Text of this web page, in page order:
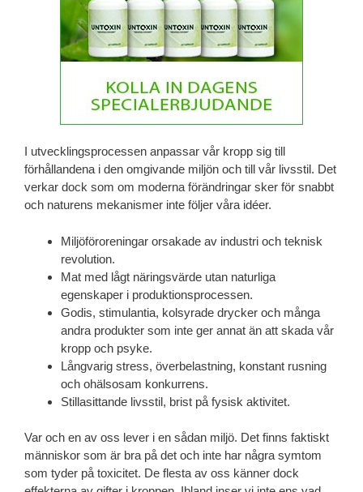
I utvecklingsprocessen anpassar vår kropp sig till
förhållandena i den omgivande miljön och till vår livsstil. Det
verkar dock som om moderna förändringar sker för snabbt
och naturens mekanismer inte följer våra idéer.
Miljöföroreningar orsakade av industri och teknisk
revolution.
Mat med lågt näringsvärde utan naturliga
egenskaper i produktionsprocessen.
Godis, stimulantia, kolsyrade drycker och många
andra produkter som inte ger annat än att skada vår
kropp och psyke.
Långvarig stress, överbelastning, konstant rusning
och ohälsosam konkurrens.
Stillasittande livsstil, brist på fysisk aktivitet.
Var och en av oss lever i en sådan miljö. Det finns faktiskt
människor som är bra på det och inte har några symtom
som tyder på toxicitet. De flesta av oss känner dock